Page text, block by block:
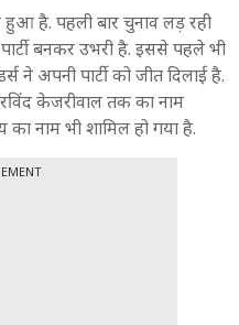
है. पहली बार चुनाव लड़ रही
बनकर उभरी है. इससे पहले भी
ने अपनी पार्टी को जीत दिलाई है.
केजरीवाल तक का नाम
नाम भी शामिल हो गया है.